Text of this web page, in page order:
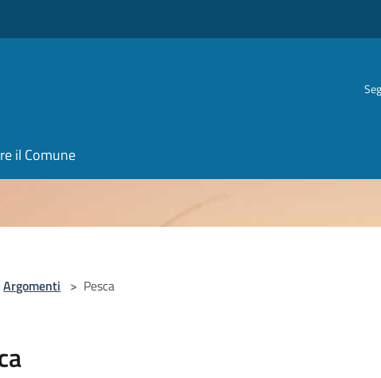
il Comune
Argomenti > Pesca